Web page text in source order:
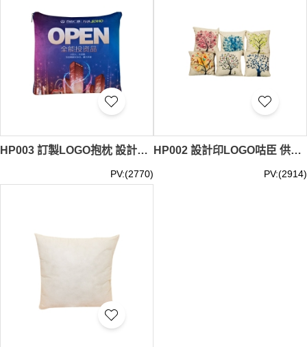
HP003 訂製LOGO抱枕 設計兩用珊瑚絨折疊抱枕毯子 兩用靠墊毯枕頭 抱枕專門店 35*35cm 咕筍
PV:(2770)
HP002 設計印LOGO咕臣 供應短毛絨棉麻汽車咕臣 製作cool 筍 抱枕專門店 短毛絨 亞麻 加厚棉麻 桃皮絨 咕筍
PV:(2914)